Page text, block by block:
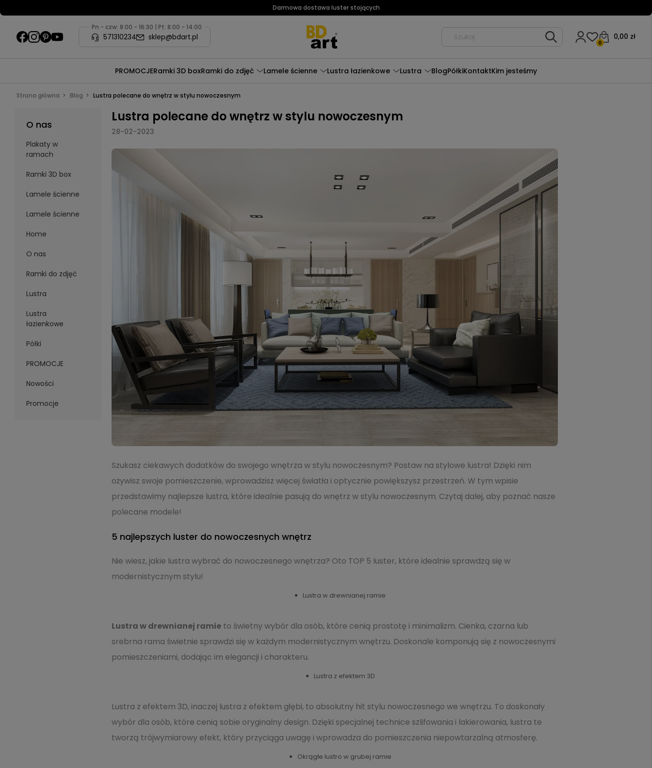
Darmowa dostawa luster stojących
Pn - czw: 8:00 - 16:30 | Pt: 8:00 - 14:00
571310234 sklep@bdart.pl 0,00 zł
0
PROMOCJERamki 3D boxRamki do zdjęć Lamele ścienne Lustra łazienkowe Lustra BlogPółkiKontaktKim jesteśmy
Strona główna Blog Lustra polecane do wnętrz w stylu nowoczesnym
O nas
Plakaty w
ramach
Ramki 3D box
Lamele ścienne
Lamele ścienne
Home
O nas
Ramki do zdjęć
Lustra
Lustra
łazienkowe
Półki
PROMOCJE
Nowości
Promocje
Lustra polecane do wnętrz w stylu nowoczesnym
28-02-2023
Szukasz ciekawych dodatków do swojego wnętrza w stylu nowoczesnym? Postaw na stylowe lustra! Dzięki nim
ożywisz swoje pomieszczenie, wprowadzisz więcej światła i optycznie powiększysz przestrzeń. W tym wpisie
przedstawimy najlepsze lustra, które idealnie pasują do wnętrz w stylu nowoczesnym. Czytaj dalej, aby poznać nasze
polecane modele!
5 najlepszych luster do nowoczesnych wnętrz
Nie wiesz, jakie lustra wybrać do nowoczesnego wnętrza? Oto TOP 5 luster, które idealnie sprawdzą się w
modernistycznym stylu!
Lustra w drewnianej ramie
Lustra w drewnianej ramieto świetny wybór dla osób, które cenią prostotę i minimalizm. Cienka, czarna lub
srebrna rama świetnie sprawdzi się w każdym modernistycznym wnętrzu. Doskonale komponują się z nowoczesnymi
pomieszczeniami, dodając im elegancji i charakteru.
Lustra z efektem 3D
Lustra z efektem 3D, inaczej lustra z efektem głębi, to absolutny hit stylu nowoczesnego we wnętrzu. To doskonały
wybór dla osób, które cenią sobie oryginalny design. Dzięki specjalnej technice szlifowania i lakierowania, lustra te
tworzą trójwymiarowy efekt, który przyciąga uwagę i wprowadza do pomieszczenia niepowtarzalną atmosferę.
Okrągłe lustro w grubej ramie